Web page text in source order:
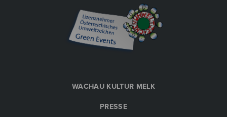
WACHAU KULTUR MELK
PRESSE